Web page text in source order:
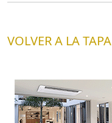
VOLVER A LA TAPA